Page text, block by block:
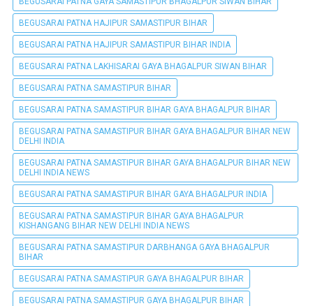
BEGUSARAI PATNA HAJIPUR SAMASTIPUR BIHAR
BEGUSARAI PATNA HAJIPUR SAMASTIPUR BIHAR INDIA
BEGUSARAI PATNA LAKHISARAI GAYA BHAGALPUR SIWAN BIHAR
BEGUSARAI PATNA SAMASTIPUR BIHAR
BEGUSARAI PATNA SAMASTIPUR BIHAR GAYA BHAGALPUR BIHAR
BEGUSARAI PATNA SAMASTIPUR BIHAR GAYA BHAGALPUR BIHAR NEW
DELHI INDIA
BEGUSARAI PATNA SAMASTIPUR BIHAR GAYA BHAGALPUR BIHAR NEW
DELHI INDIA NEWS
BEGUSARAI PATNA SAMASTIPUR BIHAR GAYA BHAGALPUR INDIA
BEGUSARAI PATNA SAMASTIPUR BIHAR GAYA BHAGALPUR
KISHANGANG BIHAR NEW DELHI INDIA NEWS
BEGUSARAI PATNA SAMASTIPUR DARBHANGA GAYA BHAGALPUR
BIHAR
BEGUSARAI PATNA SAMASTIPUR GAYA BHAGALPUR BIHAR
BEGUSARAI PATNA SAMASTIPUR GAYA BHAGALPUR BIHAR